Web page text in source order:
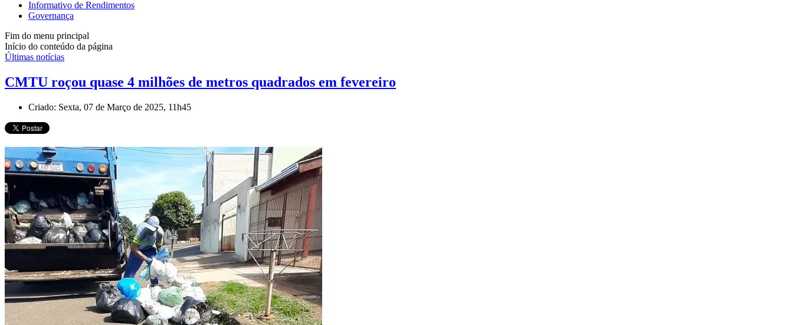
Informativo de Rendimentos
Governança
Fim do menu principal
Início do conteúdo da página
Últimas notícias
CMTU roçou quase 4 milhões de metros quadrados em fevereiro
Criado: Sexta, 07 de Março de 2025, 11h45